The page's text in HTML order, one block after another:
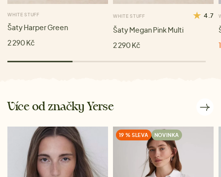
WHITE STUFF
Šaty Harper Green
2 290 Kč
WHITE STUFF 4.7
Šaty Megan Pink Multi
2 290 Kč
Více od značky Yerse
19 % SLEVA NOVINKA